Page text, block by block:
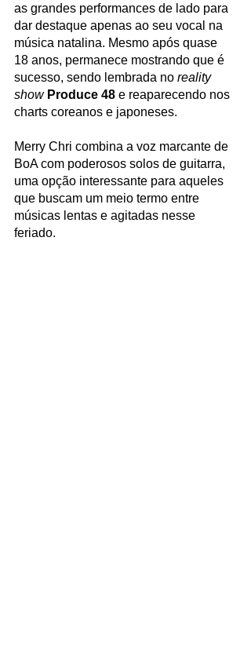
as grandes performances de lado para
dar destaque apenas ao seu vocal na
música natalina. Mesmo após quase
18 anos, permanece mostrando que é
sucesso, sendo lembrada no reality
show Produce 48 e reaparecendo nos
charts coreanos e japoneses.
Merry Chri combina a voz marcante de
BoA com poderosos solos de guitarra,
uma opção interessante para aqueles
que buscam um meio termo entre
músicas lentas e agitadas nesse
feriado.